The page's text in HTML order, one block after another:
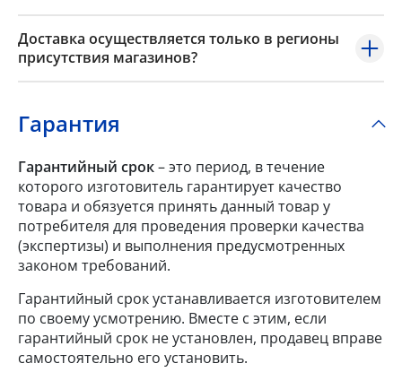
Доставка осуществляется только в регионы
присутствия магазинов?
Гарантия
Гарантийный срок– это период, в течение
которого изготовитель гарантирует качество
товара и обязуется принять данный товар у
потребителя для проведения проверки качества
(экспертизы) и выполнения предусмотренных
законом требований.
Гарантийный срок устанавливается изготовителем
по своему усмотрению. Вместе с этим, если
гарантийный срок не установлен, продавец вправе
самостоятельно его установить.